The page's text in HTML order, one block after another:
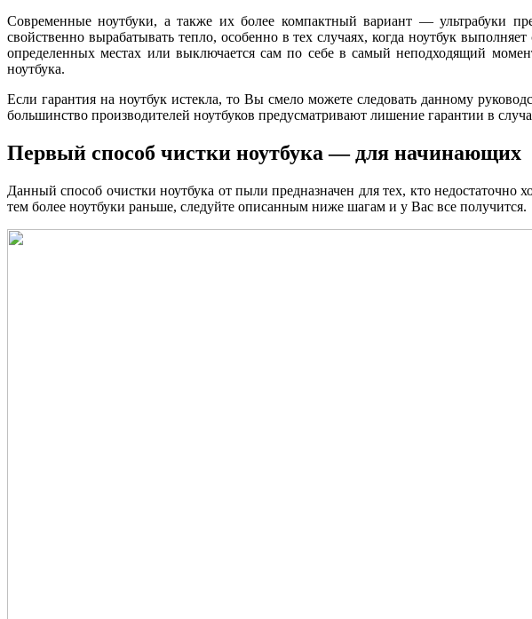
Современные ноутбуки, а также их более компактный вариант — ультрабуки
свойственно вырабатывать тепло, особенно в тех случаях, когда ноутбук
определенных местах или выключается сам по себе в самый неподходящий
ноутбука.
Если гарантия на ноутбук истекла, то Вы смело можете следовать данному
большинство производителей ноутбуков предусматривают лишение гарантии в
Первый способ чистки ноутбука — для начинающих
Данный способ очистки ноутбука от пыли предназначен для тех, кто
тем более ноутбуки раньше, следуйте описанным ниже шагам и у Вас все получится.